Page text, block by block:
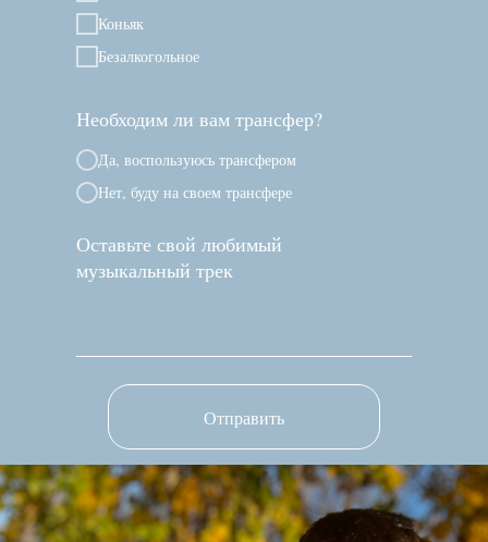
Коньяк
Безалкогольное
Необходим ли вам трансфер?
Да, воспользуюсь трансфером
Нет, буду на своем трансфере
Оставьте свой любимый
музыкальный трек
Отправить